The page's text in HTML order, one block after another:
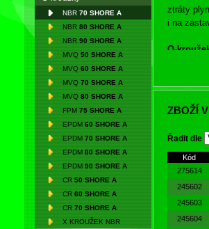
NBR 70 SHORE A
NBR 80 SHORE A
NBR 90 SHORE A
MVQ 50 SHORE A
MVQ 60 SHORE A
MVQ 70 SHORE A
MVQ 80 SHORE A
FPM 75 SHORE A
EPDM 60 SHORE A
EPDM 70 SHORE A
EPDM 80 SHORE A
EPDM 90 SHORE A
CR 50 SHORE A
CR 60 SHORE A
CR 70 SHORE A
X KROUŽEK NBR
ztráty
i na
O-
K výrobě
radiálním
napětí.
kroužku.
ZBOŽÍ
Řadit dle
Kód
275614
245602
245603
245604